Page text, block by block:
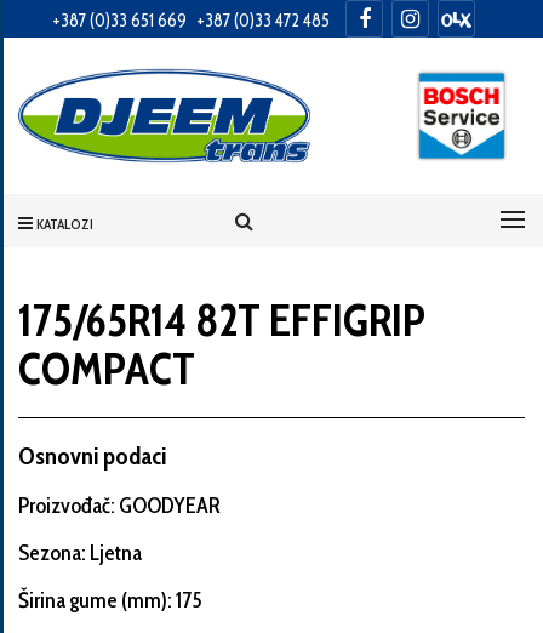
+387 (0)33 651 669 +387 (0)33 472 485
KATALOZI
Informacije
o
Vaša
Broj
175/65R14 82T EFFIGRIP
COMPACT
Osnovni podaci
Proizvođač: GOODYEAR
Sezona: Ljetna
Širina gume (mm): 175